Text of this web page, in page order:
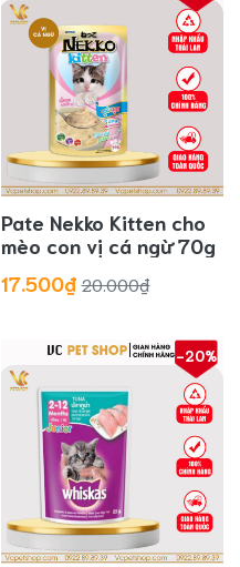
Pate Nekko Kitten cho
mèo con vị cá ngừ 70g
17.500₫ 20.000₫
-20%